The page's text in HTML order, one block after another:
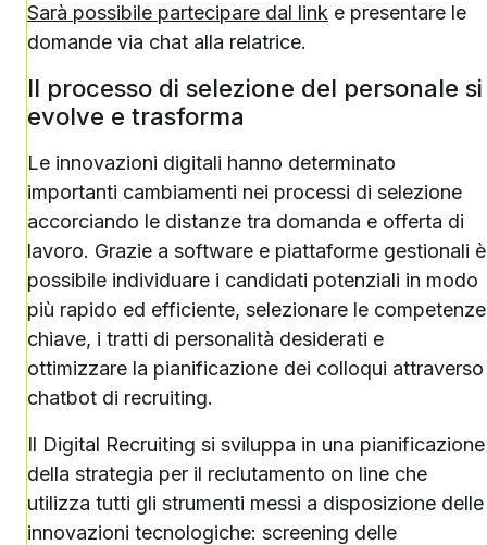
Sarà possibile partecipare dal link e presentare le
domande via chat alla relatrice.
Il processo di selezione del personale si
evolve e trasforma
Le innovazioni digitali hanno determinato
importanti cambiamenti nei processi di selezione
accorciando le distanze tra domanda e offerta di
lavoro. Grazie a software e piattaforme gestionali è
possibile individuare i candidati potenziali in modo
più rapido ed efficiente, selezionare le competenze
chiave, i tratti di personalità desiderati e
ottimizzare la pianificazione dei colloqui attraverso
chatbot di recruiting.
Il Digital Recruiting si sviluppa in una pianificazione
della strategia per il reclutamento on line che
utilizza tutti gli strumenti messi a disposizione delle
innovazioni tecnologiche: screening delle